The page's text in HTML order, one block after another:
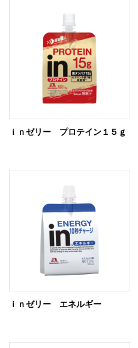
ｉｎゼリー プロテイン１５ｇ
ｉｎゼリー エネルギー